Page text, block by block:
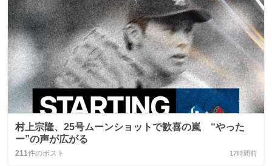
村上宗隆、25号ムーンショットで歓喜の嵐 “やった
ー”の声が広がる
211件のポスト 17時間前